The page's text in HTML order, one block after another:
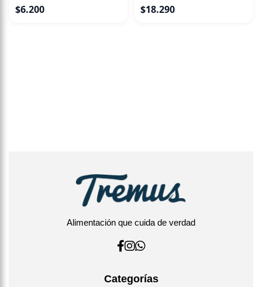
$6.200 $18.290
Alimentación que cuida de verdad
Categorías